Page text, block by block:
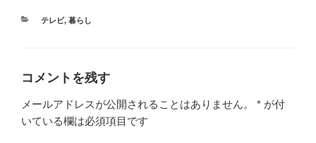
カ
テレビ, 暮らし
コメントを残す
メールアドレスが公開されることはありません。 * が付
いている欄は必須項目です